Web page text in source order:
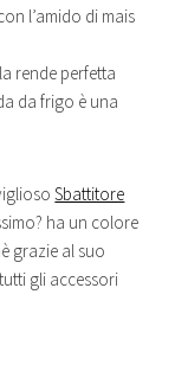
l’amido di mais
rende perfetta
da frigo è una
Sbattitore
ha un colore
grazie al suo
gli accessori